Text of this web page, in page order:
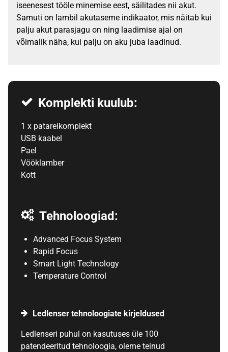
iseenesest tööle minemise eest, säilitades nii akut.
Samuti on lambil akutaseme indikaator, mis näitab kui
palju akut parasjagu on ning laadimise ajal on
võimalik näha, kui palju on aku juba laadinud.
Komplekti kuulub:
1 x patareikomplekt
USB kaabel
Pael
Vööklamber
Kott
Tehnoloogiad:
Advanced Focus System
Rapid Focus
Smart Light Technology
Temperature Control
Ledlenser tehnoloogiate kirjeldused
Ledlenseri puhul on kasutuses üle 100
patendeeritud tehnoloogia, oleme teinud